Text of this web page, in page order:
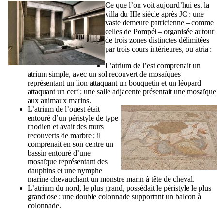
Ce que l’on voit aujourd’hui est la
villa du IIIe siècle après JC : une
vaste demeure patricienne – comme
celles de Pompéi – organisée autour
de trois zones distinctes délimitées
par trois cours intérieures, ou atria :
L’atrium de l’est comprenait un
atrium simple, avec un sol recouvert de mosaïques
représentant un lion attaquant un bouquetin et un léopard
attaquant un cerf ; une salle adjacente présentait une mosaïque
aux animaux marins.
L’atrium de l’ouest était
entouré d’un péristyle de type
rhodien et avait des murs
recouverts de marbre ; il
comprenait en son centre un
bassin entouré d’une
mosaïque représentant des
dauphins et une nymphe
marine chevauchant un monstre marin à tête de cheval.
L’atrium du nord, le plus grand, possédait le péristyle le plus
grandiose : une double colonnade supportant un balcon à
colonnade.